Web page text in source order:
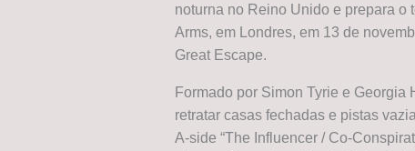
noturna no Reino Unido e prepara o
Arms, em Londres, em 13 de
Great Escape.
Formado por Simon Tyrie e Georgia
retratar casas fechadas e pistas
A-side “The Influencer / Co-